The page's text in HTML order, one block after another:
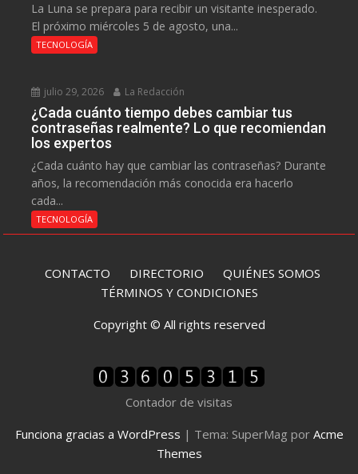
La Luna se prepara para recibir un visitante inesperado.
El próximo miércoles 5 de agosto, una...
TECNOLOGÍA
julio 29, 2026 La Redacción
¿Cada cuánto tiempo debes cambiar tus
contraseñas realmente? Lo que recomiendan
los expertos
¿Cada cuánto hay que cambiar las contraseñas? Durante
años, la recomendación más conocida era hacerlo
cada...
TECNOLOGÍA
CONTACTO DIRECTORIO QUIÉNES SOMOS
TÉRMINOS Y CONDICIONES
Copyright © All rights reserved
Contador de visitas
Funciona gracias a WordPress | Tema: SuperMag por Acme
Themes